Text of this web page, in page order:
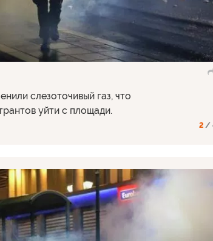
слезоточивый газ, что
уйти с площади.
2 /